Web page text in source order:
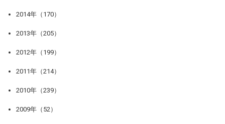
2014年（170）
2013年（205）
2012年（199）
2011年（214）
2010年（239）
2009年（52）